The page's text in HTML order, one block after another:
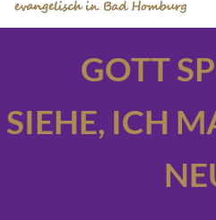
GOTT
SIEHE, ICH